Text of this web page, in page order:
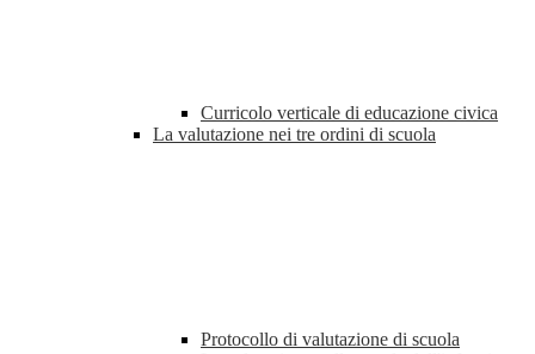
Curricolo verticale di educazione civica
La valutazione nei tre ordini di scuola
Protocollo di valutazione di scuola